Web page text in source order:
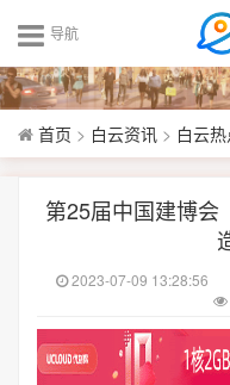
导航
首页 > 白云资讯 > 白云
第25届中国建博会
2023-07-09 13:28:56